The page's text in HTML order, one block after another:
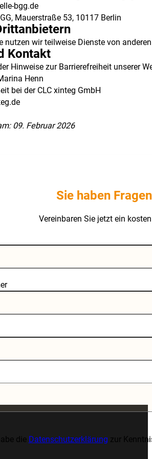
bgg.de
Mauerstraße 53, 10117 Berlin
nutzen wir teilweise Dienste von
Kontakt
Hinweise zur Barrierefreiheit unserer
Henn
bei der CLC xinteg GmbH
09. Februar 2026
Sie haben
Vereinbaren Sie jetzt ein
die Datenschutzerklärung zur